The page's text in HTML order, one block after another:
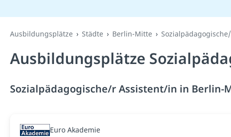
Ausbildungsplätze Städte Berlin-Mitte
Ausbildungsplätze
Sozialpädagogische/r Assistent/in in Berlin-
Euro Akademie